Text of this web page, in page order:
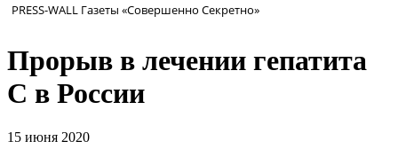
PRESS-WALL Газеты «Совершенно Секретно»
Прорыв в лечении гепатита
С в России
15 июня 2020